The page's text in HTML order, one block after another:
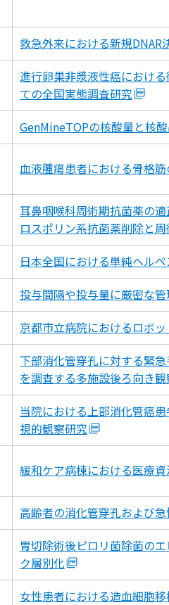
救急外来における新規
進行卵巣非漿液性癌におけ
ての全国実態調査研究
GenMineTOPの核酸量と核
血液腫瘍患者における骨格
耳鼻咽喉科周術期抗菌薬の
ロスポリン系抗菌薬削除と
日本全国における単純ヘル
投与間隔や投与量に厳密な
京都市立病院におけるロボ
下部消化管穿孔に対する緊
を調査する多施設後ろ向き
当院における上部消化管癌
視的観察研究
緩和ケア病棟における医療
高齢者の消化管穿孔および
胃切除術後ピロリ菌除菌の
ク層別化
女性患者における造血細胞